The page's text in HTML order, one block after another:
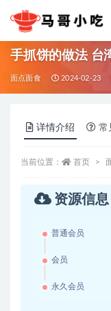
手抓饼的做法 台
面点面食 2024-02-23
详情介绍 常
当前位置： 首页
资源信息
普通会员
会员
永久会员